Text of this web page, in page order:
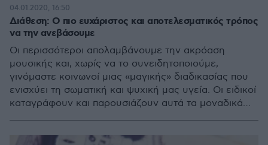
Διάθεση: Ο πιο ευχάριστος και αποτελεσματικός τρόπος
να την ανεβάσουμε
Οι περισσότεροι απολαμβάνουμε την ακρόαση
μουσικής και, χωρίς να το συνειδητοποιούμε,
γινόμαστε κοινωνοί μιας «μαγικής» διαδικασίας που
ενισχύει τη σωματική και ψυχική μας υγεία. Οι ειδικοί
καταγράφουν και παρουσιάζουν αυτά τα μοναδικά
04.01.2020, 16:50